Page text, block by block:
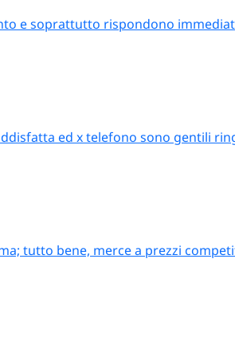
e soprattutto rispondono
ed x telefono sono gentili
tutto bene, merce a prezzi